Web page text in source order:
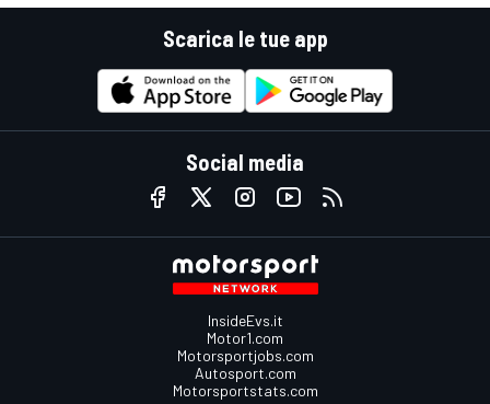
Scarica le tue app
Social media
InsideEvs.it
Motor1.com
Motorsportjobs.com
Autosport.com
Motorsportstats.com